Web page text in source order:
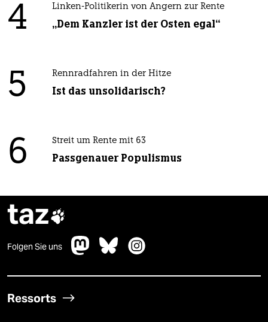
4 Linken-Politikerin von Angern zur Rente
„Dem Kanzler ist der Osten egal“
5 Rennradfahren in der Hitze
Ist das unsolidarisch?
6 Streit um Rente mit 63
Passgenauer Populismus
taz
Folgen Sie uns
Ressorts